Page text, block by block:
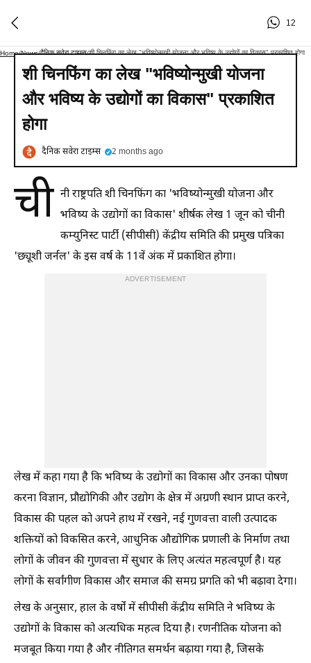
12
Home/News/दैनिक सवेरा टाइम्स/शी चिनफिंग का लेख "भविष्योन्मुखी योजना और भविष्य के उद्योगों का विकास" प्रकाशित होगा
शी चिनफिंग का लेख "भविष्योन्मुखी योजना
और भविष्य के उद्योगों का विकास" प्रकाशित
होगा
दैनिक सवेरा टाइम्स 2 months ago
ची नी राष्ट्रपति शी चिनफिंग का 'भविष्योन्मुखी योजना और
भविष्य के उद्योगों का विकास' शीर्षक लेख 1 जून को चीनी
कम्युनिस्ट पार्टी (सीपीसी) केंद्रीय समिति की प्रमुख पत्रिका
'छ्यूशी जर्नल' के इस वर्ष के 11वें अंक में प्रकाशित होगा।
ADVERTISEMENT
लेख में कहा गया है कि भविष्य के उद्योगों का विकास और उनका पोषण
करना विज्ञान, प्रौद्योगिकी और उद्योग के क्षेत्र में अग्रणी स्थान प्राप्त करने,
विकास की पहल को अपने हाथ में रखने, नई गुणवत्ता वाली उत्पादक
शक्तियों को विकसित करने, आधुनिक औद्योगिक प्रणाली के निर्माण तथा
लोगों के जीवन की गुणवत्ता में सुधार के लिए अत्यंत महत्वपूर्ण है। यह
लोगों के सर्वांगीण विकास और समाज की समग्र प्रगति को भी बढ़ावा देगा।
लेख के अनुसार, हाल के वर्षों में सीपीसी केंद्रीय समिति ने भविष्य के
उद्योगों के विकास को अत्यधिक महत्व दिया है। रणनीतिक योजना को
मजबूत किया गया है और नीतिगत समर्थन बढ़ाया गया है, जिसके